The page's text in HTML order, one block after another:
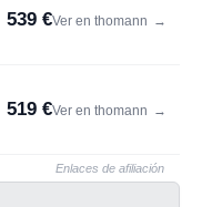
539 €Ver en thomann →
519 €Ver en thomann →
Enlaces de afiliación